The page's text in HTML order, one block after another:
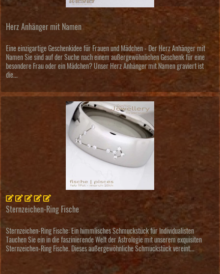
Herz Anhänger mit Namen
Eine einzigartige Geschenkidee für Frauen und Mädchen - Der Herz Anhänger mit
Namen Sie sind auf der Suche nach einem außergewöhnlichen Geschenk für eine
besondere Frau oder ein Mädchen? Unser Herz Anhänger mit Namen graviert ist
die...
Sternzeichen-Ring Fische
Sternzeichen-Ring Fische: Ein himmlisches Schmuckstück für Individualisten
Tauchen Sie ein in die faszinierende Welt der Astrologie mit unserem exquisiten
Sternzeichen-Ring Fische. Dieses außergewöhnliche Schmuckstück vereint...